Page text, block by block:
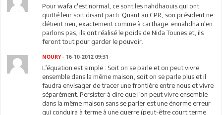
Pour wafa c'est normal, ce sont les nahdhaouis qui ont
quitté leur soit disant parti. Quant au CPR, son président ne
détient rien, exactement comme à carthage. ennahdha n'en
parlons pas, ils ont réalisé le poids de Nida Tounes et, ils
feront tout pour garder le pouvoir.
NOURY- 16-10-2012 09:31
L’équation est simple : Soit on se parle et on peut vivre
ensemble dans la même maison, soit on se parle plus et il
faudra envisager de tracer une frontière entre nous et vivre
séparément. Persister à dire que l’on peut vivre ensemble
dans la même maison sans se parler est une énorme erreur
qui conduira à terme à une guerre (peut-être court terme